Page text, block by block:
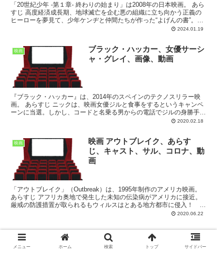
「20世紀少年 -第１章- 終わりの始まり」は2008年の日本映画。 あら
すじ 高度経済成長期、地球滅亡を企む悪の組織に立ち向かう正義の
ヒーローを夢見て、少年ケンヂと仲間たちが作った“よげんの書”。そ
2024.01.19
映画
ブラック・ハッカー、女優サーシ
ャ・グレイ、画像、動画
『ブラック・ハッカー』は、2014年のスペインのテクノスリラー映
画。 あらすじ ニックは、映画女優ジルと食事をするというキャンペ
ーンに当選。しかし、コードと名乗る男からの電話でジルの身勝手な
都合で食事がキャンセルになったと告げられる。呆然と... 2020.02.18
映画
映画 アウトブレイク、あらす
じ、キャスト、サル、コロナ、動
画
「アウトブレイク」（Outbreak）は、1995年制作のアメリカ映画。
あらすじ アフリカ奥地で発生した未知の伝染病がアメリカに接近。
厳戒の防護措置が取られるもウィルスはとある地方都市に侵入！ 街
2020.06.22
スポンサーリンク
メニュー ホーム 検索 トップ サイドバー